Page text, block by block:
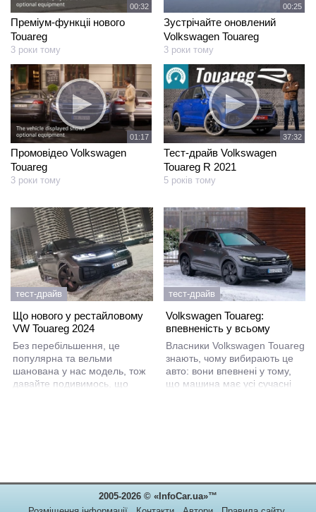
00:32
Преміум-функціі нового
Touareg
3 роки тому
00:25
Зустрічайте оновлений
Volkswagen Touareg
3 роки тому
01:17
Промовідео Volkswagen
Touareg
3 роки тому
37:32
Тест-драйв Volkswagen
Touareg R 2021
5 років тому
тест-драйв
Що нового у рестайловому
VW Touareg 2024
Без перебільшення, це
популярна та вельми
шанована у нас модель, тож
давайте подивимось, що
тест-драйв
Volkswagen Touareg:
впевненість у всьому
Власники Volkswagen Touareg
знають, чому вибирають це
авто: вони впевнені у тому,
що машина має усі сучасні
2005-2026 © «InfoCar.ua»™